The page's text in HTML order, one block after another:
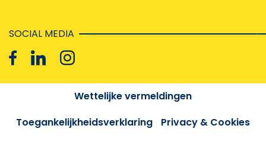
SOCIAL MEDIA
Wettelijke vermeldingen
Toegankelijkheidsverklaring
Privacy & Cookies